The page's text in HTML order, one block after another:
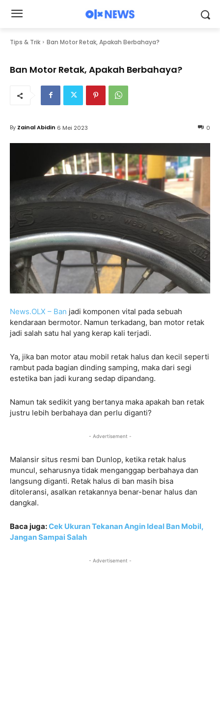
Tips & Trik Ban Motor Retak, Apakah Berbahaya?
Ban Motor Retak, Apakah Berbahaya?
0
By Zainal Abidin 6 Mei 2023
News.OLX – Ban jadi komponen vital pada sebuah
kendaraan bermotor. Namun terkadang, ban motor retak
jadi salah satu hal yang kerap kali terjadi.
Ya, jika ban motor atau mobil retak halus dan kecil seperti
rambut pada bagian dinding samping, maka dari segi
estetika ban jadi kurang sedap dipandang.
Namun tak sedikit yang bertanya maka apakah ban retak
justru lebih berbahaya dan perlu diganti?
- Advertisement -
Malansir situs resmi ban Dunlop, ketika retak halus
muncul, seharusnya tidak menganggap berbahaya dan
langsung diganti. Retak halus di ban masih bisa
ditoleransi, asalkan retakannya benar-benar halus dan
dangkal.
Baca juga:Cek Ukuran Tekanan Angin Ideal Ban Mobil,
Jangan Sampai Salah
- Advertisement -